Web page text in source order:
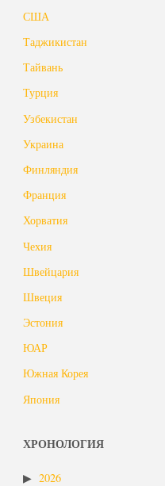
США
Таджикистан
Тайвань
Турция
Узбекистан
Украина
Финляндия
Франция
Хорватия
Чехия
Швейцария
Швеция
Эстония
ЮАР
Южная Корея
Япония
ХРОНОЛОГИЯ
2026